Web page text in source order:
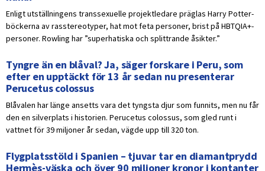
Enligt utställningens transsexuelle projektledare präglas Harry Potter-
böckerna av rasstereotyper, hat mot feta personer, brist på HBTQIA+-
personer. Rowling har ”superhatiska och splittrande åsikter.”
Tyngre än en blåval? Ja, säger forskare i Peru, som
efter en upptäckt för 13 år sedan nu presenterar
Perucetus colossus
Blåvalen har länge ansetts vara det tyngsta djur som funnits, men nu får
den en silverplats i historien. Perucetus colossus, som gled runt i
vattnet för 39 miljoner år sedan, vägde upp till 320 ton.
Flygplatsstöld i Spanien – tjuvar tar en diamantprydd
Hermès-väska och över 90 miljoner kronor i kontanter